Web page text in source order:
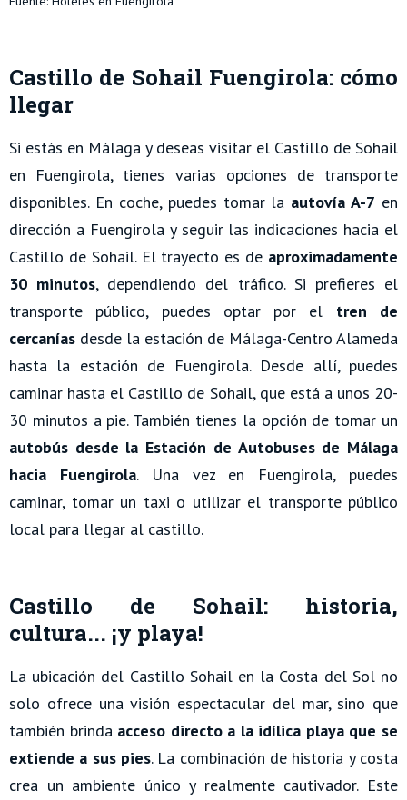
Castillo de Sohail Fuengirola: cómo
llegar
Si estás en Málaga y deseas visitar el Castillo de Sohail
en Fuengirola, tienes varias opciones de transporte
disponibles. En coche, puedes tomar la autovía A-7 en
dirección a Fuengirola y seguir las indicaciones hacia el
Castillo de Sohail. El trayecto es de aproximadamente
30 minutos, dependiendo del tráfico. Si prefieres el
transporte público, puedes optar por el tren de
cercanías desde la estación de Málaga-Centro Alameda
hasta la estación de Fuengirola. Desde allí, puedes
caminar hasta el Castillo de Sohail, que está a unos 20-
30 minutos a pie. También tienes la opción de tomar un
autobús desde la Estación de Autobuses de Málaga
hacia Fuengirola. Una vez en Fuengirola, puedes
caminar, tomar un taxi o utilizar el transporte público
local para llegar al castillo.
Castillo de Sohail: historia,
cultura... ¡y playa!
La ubicación del Castillo Sohail en la Costa del Sol no
solo ofrece una visión espectacular del mar, sino que
también brinda acceso directo a la idílica playa que se
extiende a sus pies. La combinación de historia y costa
crea un ambiente único y realmente cautivador. Este